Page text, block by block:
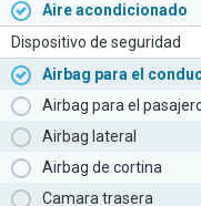
Aire acondicionado
Dispositivo de seguridad
Airbag para el
Airbag para el
Airbag lateral
Airbag de cortina
Camara trasera